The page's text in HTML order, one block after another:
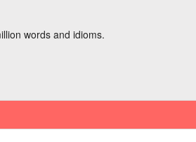
words and idioms.